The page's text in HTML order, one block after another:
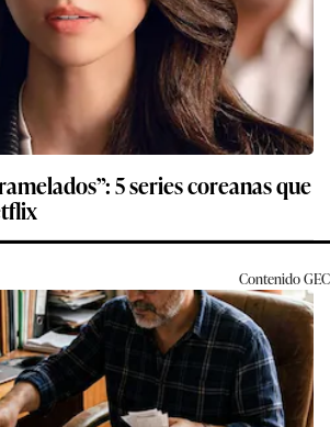
5 series coreanas que
ContenidoGEC